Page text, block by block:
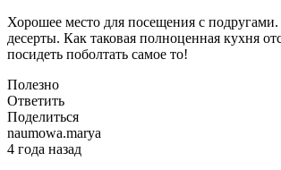
Хорошее место для посещения с подругами.
десерты. Как таковая полноценная кухня
посидеть поболтать самое то!
Полезно
Ответить
Поделиться
naumowa.marya
4 года назад